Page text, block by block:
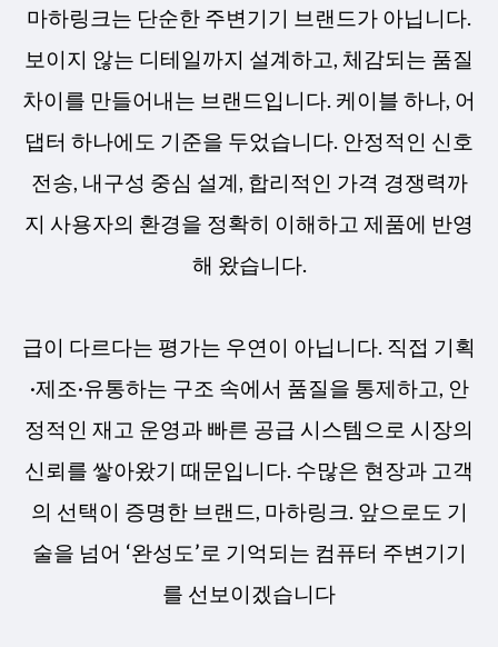
마하링크는 단순한 주변기기 브랜드가 아닙니다.
보이지 않는 디테일까지 설계하고, 체감되는 품질
차이를 만들어내는 브랜드입니다. 케이블 하나, 어
댑터 하나에도 기준을 두었습니다. 안정적인 신호
전송, 내구성 중심 설계, 합리적인 가격 경쟁력까
지 사용자의 환경을 정확히 이해하고 제품에 반영
해 왔습니다.
급이 다르다는 평가는 우연이 아닙니다. 직접 기획
·제조·유통하는 구조 속에서 품질을 통제하고, 안
정적인 재고 운영과 빠른 공급 시스템으로 시장의
신뢰를 쌓아왔기 때문입니다. 수많은 현장과 고객
의 선택이 증명한 브랜드, 마하링크. 앞으로도 기
술을 넘어 ‘완성도’로 기억되는 컴퓨터 주변기기
를 선보이겠습니다